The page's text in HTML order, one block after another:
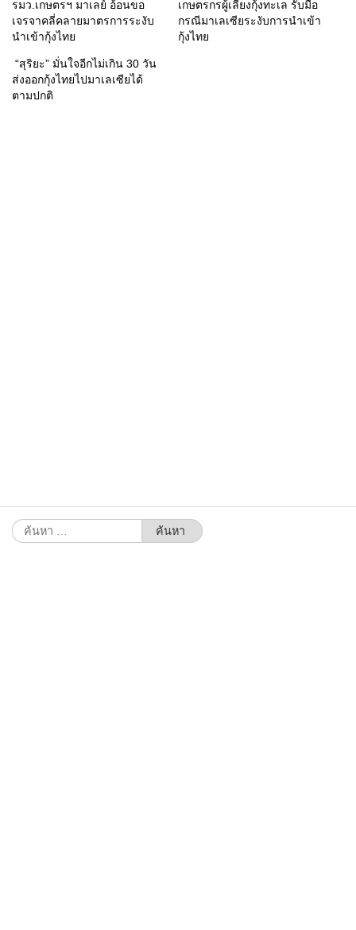
รมว.เกษตรฯ มาเลย์ อ้อนขอ
เจรจาคลี่คลายมาตรการระงับ
นำเข้ากุ้งไทย
เกษตรกรผู้เลี้ยงกุ้งทะเล รับมือ
กรณีมาเลเซียระงับการนำเข้า
กุ้งไทย
“สุริยะ” มั่นใจอีกไม่เกิน 30 วัน
ส่งออกกุ้งไทยไปมาเลเซียได้
ตามปกติ
ค้นหา
สำหรับ: